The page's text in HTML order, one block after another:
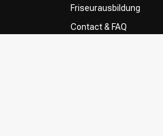
Friseurausbildung
Contact & FAQ